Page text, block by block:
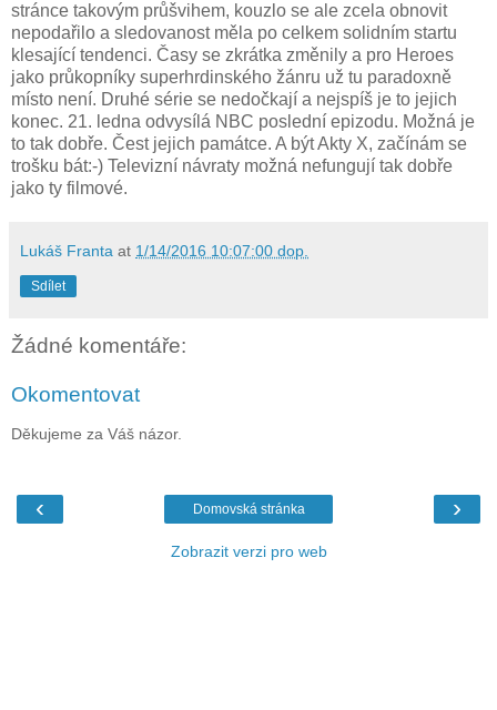
stránce takovým průšvihem, kouzlo se ale zcela obnovit
nepodařilo a sledovanost měla po celkem solidním startu
klesající tendenci. Časy se zkrátka změnily a pro Heroes
jako průkopníky superhrdinského žánru už tu paradoxně
místo není. Druhé série se nedočkají a nejspíš je to jejich
konec. 21. ledna odvysílá NBC poslední epizodu. Možná je
to tak dobře. Čest jejich památce. A být Akty X, začínám se
trošku bát:-) Televizní návraty možná nefungují tak dobře
jako ty filmové.
Lukáš Franta at 1/14/2016 10:07:00 dop.
Sdílet
Žádné komentáře:
Okomentovat
Děkujeme za Váš názor.
‹ ›
Domovská stránka
Zobrazit verzi pro web